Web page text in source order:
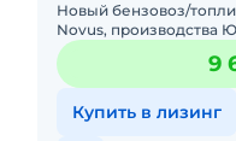
Новый бензовоз/
Novus, производства
000 литров из
производство и окрас
9
Купить в лизинг